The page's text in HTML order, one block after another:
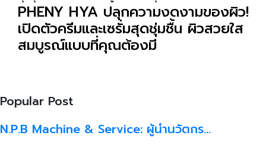
PHENY HYA ปลุกความงดงามของผิว!
เปิดตัวครีมและเซรั่มสุดชุ่มชื้น ผิวสวยใส
สมบูรณ์แบบที่คุณต้องมี
Popular Post
N.P.B Machine & Service: ผู้นำนวัตกร…